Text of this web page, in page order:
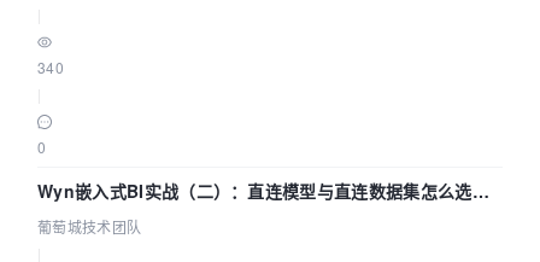
340
0
Wyn嵌入式BI实战（二）：直连模型与直连数据集怎么选，
参数为什么不生效？| 葡萄城技术团队
葡萄城技术团队